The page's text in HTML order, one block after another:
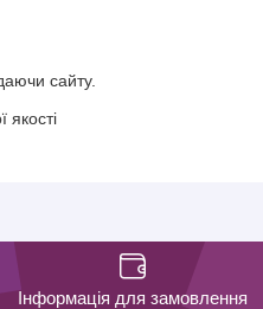
сайту.
Інформація для замовлення